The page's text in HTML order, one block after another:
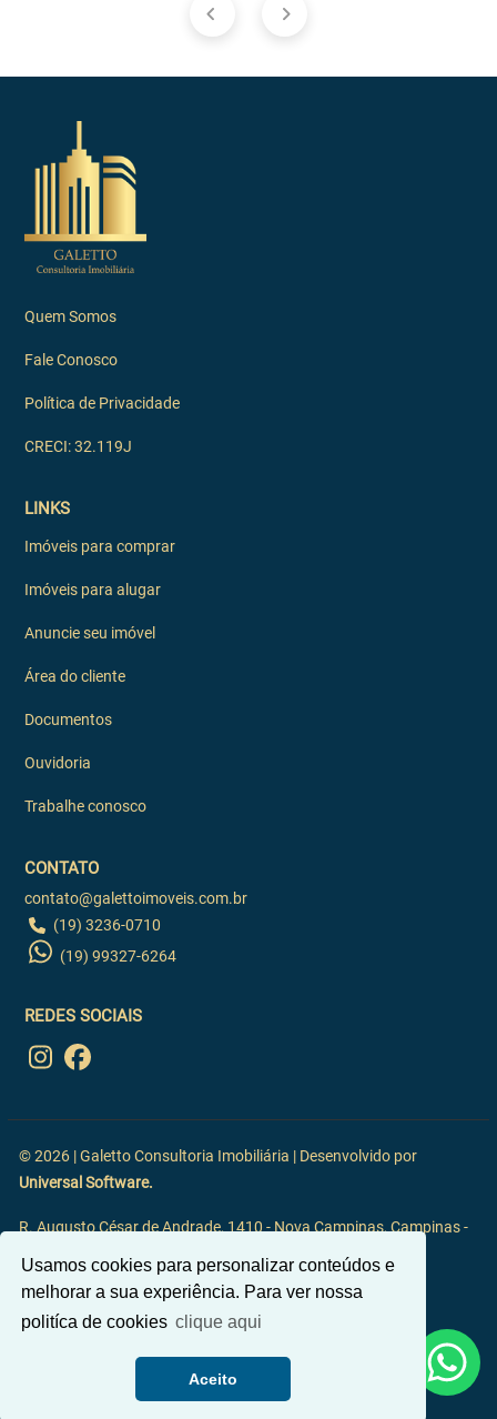
Usamos cookies para personalizar conteúdos e
melhorar a sua experiência. Para ver nossa
politíca de cookies clique aqui
Aceito
Quem Somos
Fale Conosco
Política de Privacidade
CRECI: 32.119J
LINKS
Imóveis para comprar
Imóveis para alugar
Anuncie seu imóvel
Área do cliente
Documentos
Ouvidoria
Trabalhe conosco
CONTATO
contato@galettoimoveis.com.br
(19) 3236-0710
(19) 99327-6264
REDES SOCIAIS
© 2026 | Galetto Consultoria Imobiliária | Desenvolvido por
Universal Software.
R. Augusto César de Andrade, 1410 - Nova Campinas, Campinas -
SP, 13092-117